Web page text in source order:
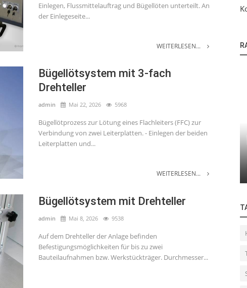
Einlegen, Flussmittelauftrag und Bügellöten unterteilt. An
der Einlegeseite...
WEITERLESEN...
Bügellötsystem mit 3-fach
Drehteller
admin Mai 22, 2026 5968
Bügellötprozess zur Lötung eines Flachleiters (FFC) zur
Verbindung von zwei Leiterplatten. - Einlegen der beiden
Leiterplatten und...
WEITERLESEN...
Bügellötsystem mit Drehteller
admin Mai 8, 2026 9538
Auf dem Drehteller der Anlage befinden
Befestigungsmöglichkeiten für bis zu zwei
Bauteilaufnahmen bzw. Werkstückträger. Durchmesser...
Technologie
Stand-alone Heißverstemmsystem mit
Schiebetisch.
Fixierung